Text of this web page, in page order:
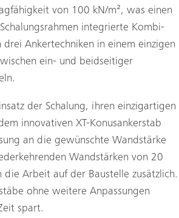
von 100 kN/m², was einen
integrierte Kombi-
Ankertechniken in einem einzigen
ein- und beidseitiger
der Schalung, ihren einzigartigen
innovativen XT-Konusankerstab
an die gewünschte Wandstärke
Wandstärken von 20
Arbeit auf der Baustelle zusätzlich.
ohne weitere Anpassungen
spart.